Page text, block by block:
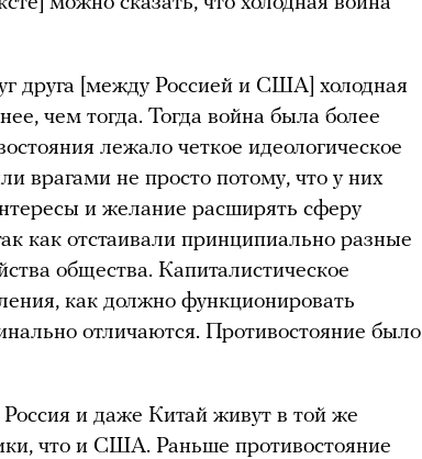
друга [между Россией и США] холодная
чем тогда. Тогда война была более
лежало четкое идеологическое
не просто потому, что у них
и желание расширять сферу
как отстаивали принципиально разные
общества. Капиталистическое
как должно функционировать
отличаются. Противостояние было
Россия и даже Китай живут в той же
что и США. Раньше противостояние